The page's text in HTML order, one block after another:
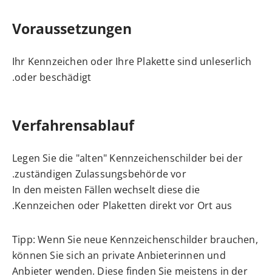
Voraussetzungen
Ihr Kennzeichen oder Ihre Plakette sind unleserlich
oder beschädigt.
Verfahrensablauf
Legen Sie die "alten" Kennzeichenschilder bei der
zuständigen Zulassungsbehörde vor.
In den meisten Fällen wechselt diese die
Kennzeichen oder Plaketten direkt vor Ort aus.
Tipp: Wenn Sie neue Kennzeichenschilder brauchen,
können Sie sich an privateAnbieterinnen und
Anbieter wenden. Diese finden Sie meistens in der